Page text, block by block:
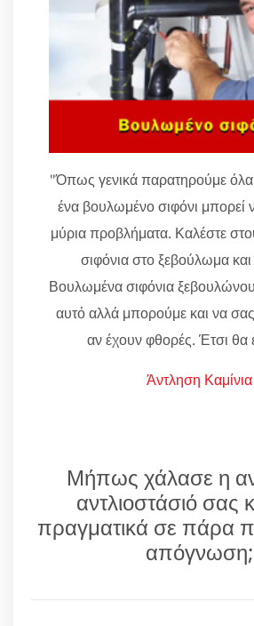
"Όπως γενικά παρατηρούμε όλα
ένα βουλωμένο σιφόνι μπορεί
μύρια προβλήματα. Καλέστε
σιφόνια στο ξεβούλωμα και
Βουλωμένα σιφόνια
αυτό αλλά μπορούμε και να
αν έχουν φθορές. Έτσι θα
Άντληση Καμίνια
Μήπως χάλασε η
αντλιοστάσιό σας
πραγματικά σε πάρα
απόγνωση;